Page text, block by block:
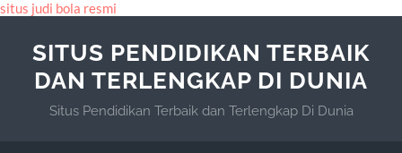
situs judi bola resmi
SITUS PENDIDIKAN TERBAIK
DAN TERLENGKAP DI DUNIA
Situs Pendidikan Terbaik dan Terlengkap Di Dunia